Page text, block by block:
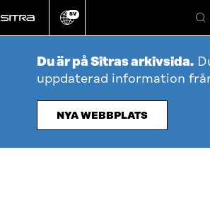
direkt
till
Ändra
språk
SV
Du är på Sitras arkivsida.
uppdaterad information
NYA WEBBPLATS